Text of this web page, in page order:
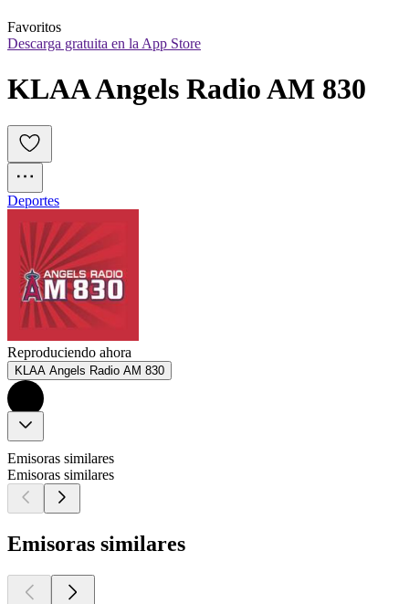
Favoritos
Descarga gratuita en la App Store
KLAA Angels Radio AM 830
Deportes
Reproduciendo ahora
KLAA Angels Radio AM 830
Emisoras similares
Emisoras similares
Emisoras similares